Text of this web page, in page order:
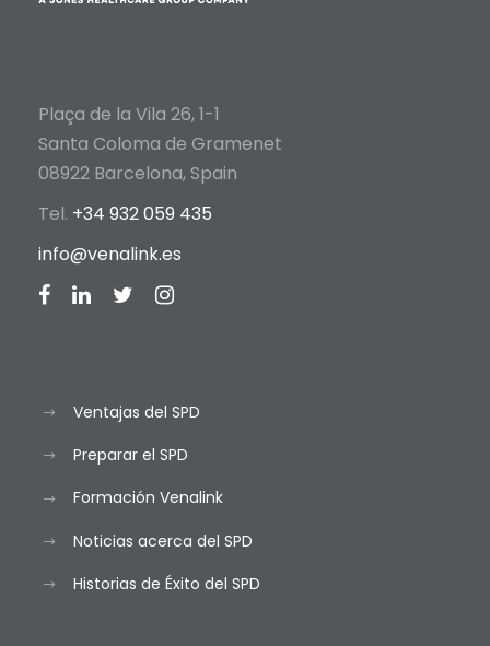
Plaça de la Vila 26, 1-1
Santa Coloma de Gramenet
08922 Barcelona, Spain
Tel. +34 932 059 435
info@venalink.es
Ventajas del SPD
Preparar el SPD
Formación Venalink
Noticias acerca del SPD
Historias de Éxito del SPD